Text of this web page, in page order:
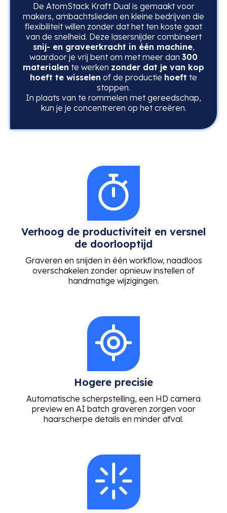
De AtomStack Kraft Dual is gemaakt voor
makers, ambachtslieden en kleine bedrijven die
flexibiliteit willen zonder dat het ten koste gaat
van de snelheid. Deze lasersnijder combineert
snij- en graveerkracht in één machine,
waardoor je vrij bent om met meer dan 300
materialen te werken zonder dat je van kop
hoeft te wisselen of de productie hoeft te
stoppen.
In plaats van te rommelen met gereedschap,
kun je je concentreren op het creëren.
Verhoog de productiviteit en versnel
de doorlooptijd
Graveren en snijden in één workflow, naadloos
overschakelen zonder opnieuw instellen of
handmatige wijzigingen.
Hogere precisie
Automatische scherpstelling, een HD camera
preview en AI batch graveren zorgen voor
haarscherpe details en minder afval.